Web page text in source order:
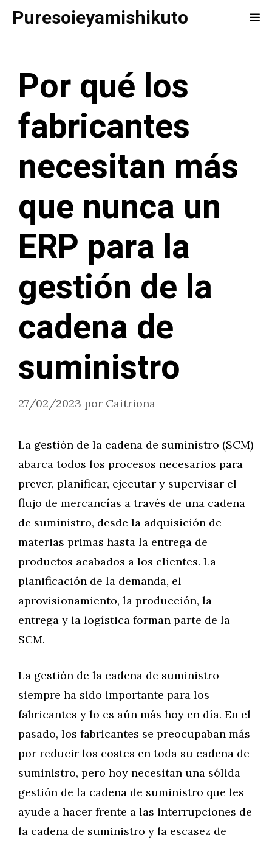
SaltarPuresoieyamishikuto
Por qué los
fabricantes
necesitan más
que nunca un
ERP para la
gestión de la
cadena de
suministro
27/02/2023 por Caitriona
La gestión de la cadena de suministro (SCM)
abarca todos los procesos necesarios para
prever, planificar, ejecutar y supervisar el
flujo de mercancías a través de una cadena
de suministro, desde la adquisición de
materias primas hasta la entrega de
productos acabados a los clientes. La
planificación de la demanda, el
aprovisionamiento, la producción, la
entrega y la logística forman parte de la
SCM.
La gestión de la cadena de suministro
siempre ha sido importante para los
fabricantes y lo es aún más hoy en día. En el
pasado, los fabricantes se preocupaban más
por reducir los costes en toda su cadena de
suministro, pero hoy necesitan una sólida
gestión de la cadena de suministro que les
ayude a hacer frente a las interrupciones de
la cadena de suministro y la escasez de